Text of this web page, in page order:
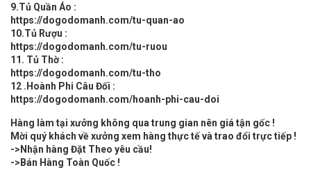
9.Tủ Quần Áo :
https://dogodomanh.com/tu-quan-ao
10.Tủ Rượu :
https://dogodomanh.com/tu-ruou
11. Tủ Thờ :
https://dogodomanh.com/tu-tho
12 .Hoành Phi Câu Đối :
https://dogodomanh.com/hoanh-phi-cau-doi
Hàng làm tại xưởng không qua trung gian nên giá tận gốc !
Mời quý khách về xưởng xem hàng thực tế và trao đổi trực tiếp !
->Nhận hàng Đặt Theo yêu cầu!
->Bán Hàng Toàn Quốc !